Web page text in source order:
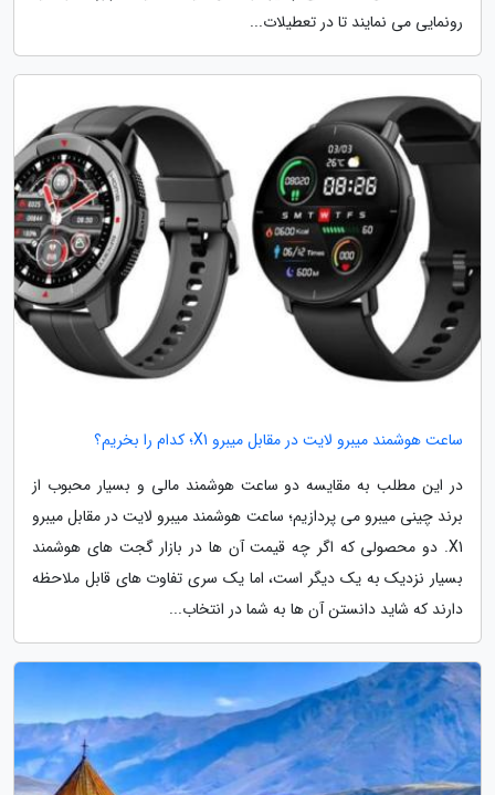
رونمایی می نمایند تا در تعطیلات...
ساعت هوشمند میبرو لایت در مقابل میبرو X1؛ کدام را بخریم؟
در این مطلب به مقایسه دو ساعت هوشمند مالی و بسیار محبوب از
برند چینی میبرو می پردازیم؛ ساعت هوشمند میبرو لایت در مقابل میبرو
X1. دو محصولی که اگر چه قیمت آن ها در بازار گجت های هوشمند
بسیار نزدیک به یک دیگر است، اما یک سری تفاوت های قابل ملاحظه
دارند که شاید دانستن آن ها به شما در انتخاب...